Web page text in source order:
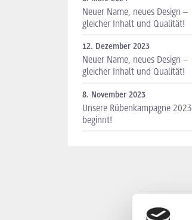
Neuer Name, neues Design –
gleicher Inhalt und Qualität!
Neuer Name, neues Design –
gleicher Inhalt und Qualität!
12. Dezember 2023
Unsere Rübenkampagne 2023
beginnt!
8. November 2023